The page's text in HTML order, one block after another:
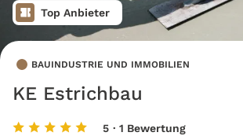
Top Anbieter
BAUINDUSTRIE UND IMMOBILIEN
KE Estrichbau
5 · 1 Bewertung